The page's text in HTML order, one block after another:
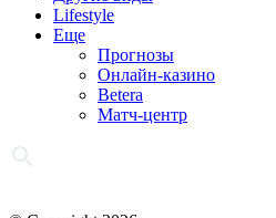
Lifestyle
Еще
Прогнозы
Онлайн-казино
Betera
Матч-центр